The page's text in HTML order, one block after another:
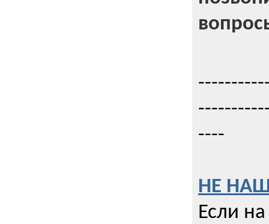
----
НЕ
Если